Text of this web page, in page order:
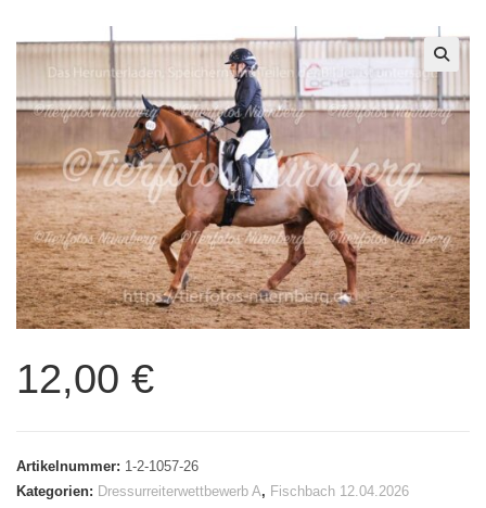
🔍
12,00 €
Artikelnummer: 1-2-1057-26
Kategorien: Dressurreiterwettbewerb A, Fischbach 12.04.2026